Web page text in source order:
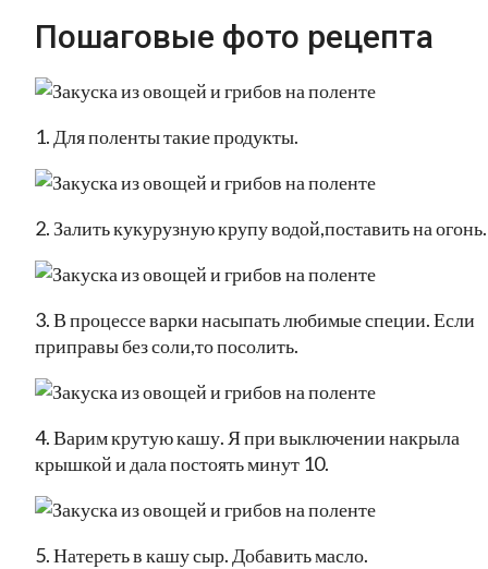
Пошаговые фото рецепта
1. Для поленты такие продукты.
2. Залить кукурузную крупу водой,поставить на огонь.
3. В процессе варки насыпать любимые специи. Если
приправы без соли,то посолить.
4. Варим крутую кашу. Я при выключении накрыла
крышкой и дала постоять минут 10.
5. Натереть в кашу сыр. Добавить масло.